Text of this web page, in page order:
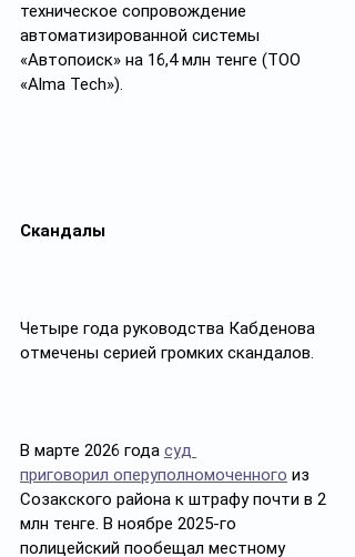
техническое сопровождение
автоматизированной системы
«Автопоиск» на 16,4 млн тенге (ТОО
«Alma Tech»).
Скандалы
Четыре года руководства Кабденова
отмечены серией громких скандалов.
В марте 2026 года суд
приговорил оперуполномоченного из
Созакского района к штрафу почти в 2
млн тенге. В ноябре 2025-го
полицейский пообещал местному